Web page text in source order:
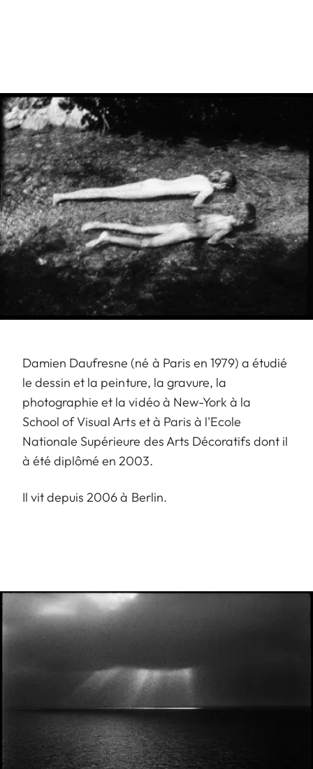
Damien Daufresne (né à Paris en 1979) a étudié
le dessin et la peinture, la gravure, la
photographie et la vidéo à New-York à la
School of Visual Arts et à Paris à l'Ecole
Nationale Supérieure des Arts Décoratifs dont il
à été diplômé en 2003.
Il vit depuis 2006 à Berlin.